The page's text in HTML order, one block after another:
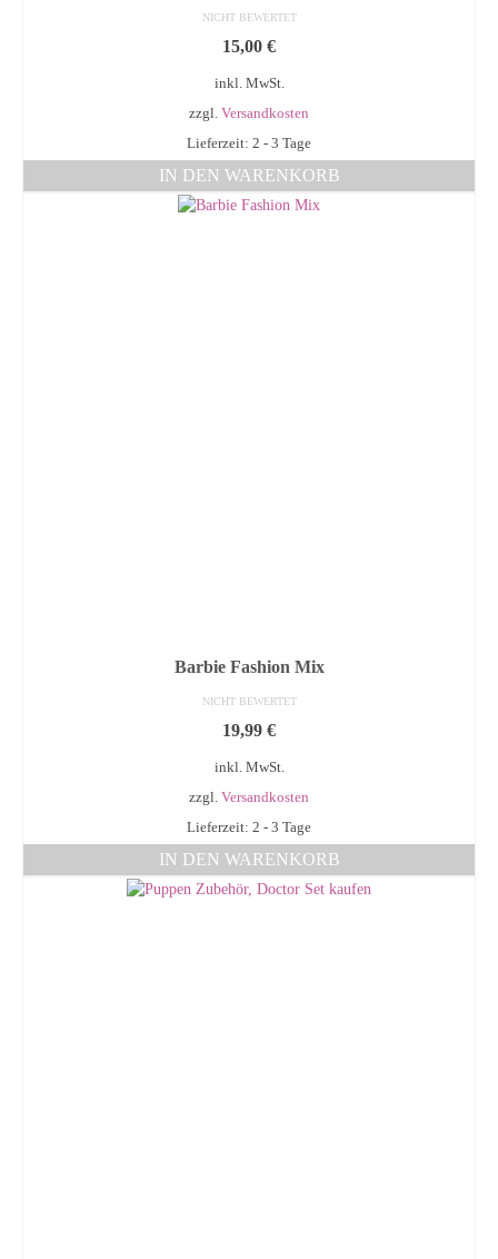
NICHT BEWERTET
15,00 €
inkl. MwSt.
zzgl. Versandkosten
Lieferzeit: 2 - 3 Tage
IN DEN WARENKORB
Barbie Fashion Mix
NICHT BEWERTET
19,99 €
inkl. MwSt.
zzgl. Versandkosten
Lieferzeit: 2 - 3 Tage
IN DEN WARENKORB